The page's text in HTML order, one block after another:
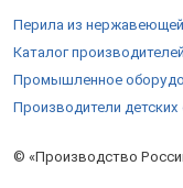
© «Производство
Каталог
Промышленное
Производители детских